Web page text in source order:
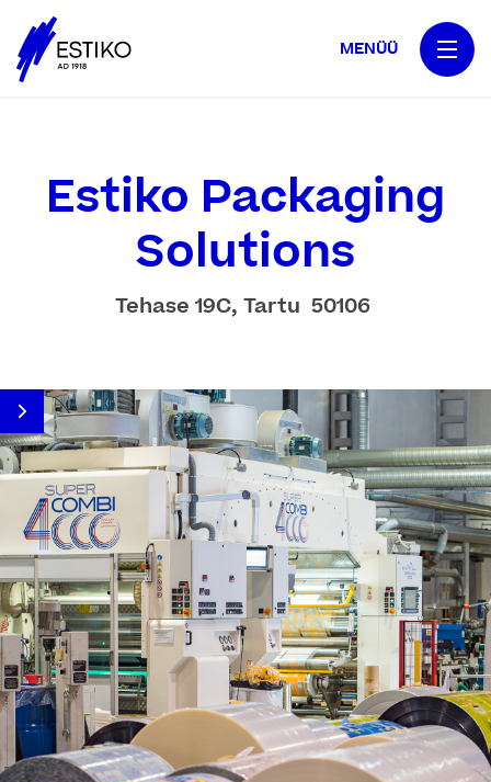
MENÜÜ
Estiko Packaging
Solutions
Tehase 19C, Tartu 50106